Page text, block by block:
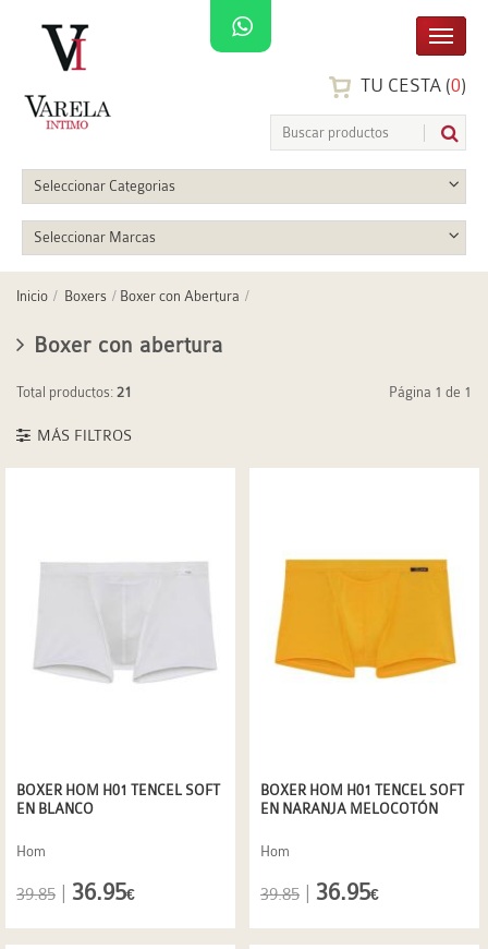
TU CESTA (0)
Seleccionar Categorias
Seleccionar Marcas
Inicio Boxers Boxer con Abertura
Boxer con abertura
Total productos: 21 Página 1 de 1
MÁS FILTROS
BOXER HOM H01 TENCEL SOFT
EN BLANCO
Hom
39.85 36.95€
BOXER HOM H01 TENCEL SOFT
EN NARANJA MELOCOTÓN
Hom
39.85 36.95€